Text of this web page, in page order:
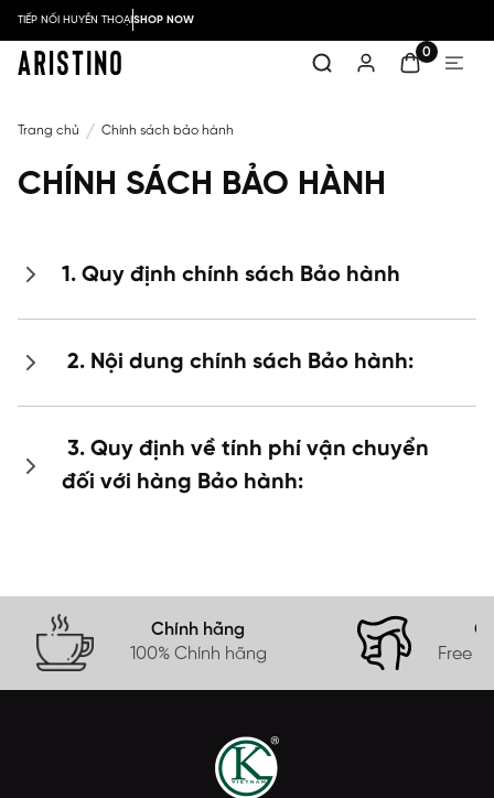
TIẾP NỐI HUYỀN THOẠISHOP NOW
0
Trang chủ Chính sách bảo hành
CHÍNH SÁCH BẢO HÀNH
1. Quy định chính sách Bảo hành
2. Nội dung chính sách Bảo hành:
3. Quy định về tính phí vận chuyển
đối với hàng Bảo hành:
Chính hãng
100% Chính hãng
Free